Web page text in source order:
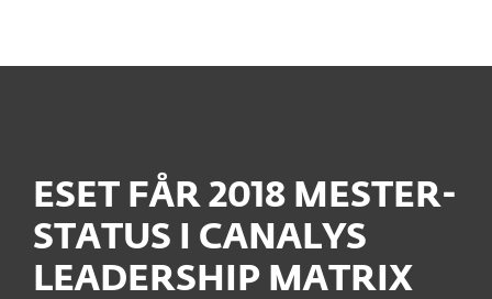
ESET FÅR 2018 MESTER-
STATUS I CANALYS
LEADERSHIP MATRIX